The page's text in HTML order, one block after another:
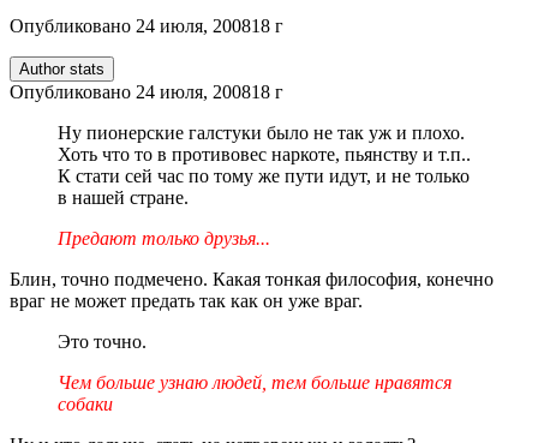
Опубликовано 24 июля, 200818 г
Author stats
Опубликовано 24 июля, 200818 г
Ну пионерские галстуки было не так уж и плохо.
Хоть что то в противовес наркоте, пьянству и т.п..
К стати сей час по тому же пути идут, и не только
в нашей стране.
Предают только друзья...
Блин, точно подмечено. Какая тонкая философия, конечно
враг не может предать так как он уже враг.
Это точно.
Чем больше узнаю людей, тем больше нравятся
собаки